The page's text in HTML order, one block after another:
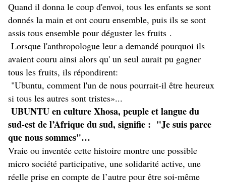
Quand il donna le coup d'envoi, tous les enfants se sont
donnés la main et ont couru ensemble, puis ils se sont
assis tous ensemble pour déguster les fruits .
Lorsque l'anthropologue leur a demandé pourquoi ils
avaient couru ainsi alors qu' un seul aurait pu gagner
tous les fruits, ils répondirent:
"Ubuntu, comment l'un de nous pourrait-il être heureux
si tous les autres sont tristes»...
UBUNTUen culture Xhosa, peuple et langue du
sud-est de l’Afrique du sud, signifie : "Je suis parce
que nous sommes"…
Vraie ou inventée cette histoire montre une possible
micro société participative, une solidarité active, une
réelle prise en compte de l’autre pour être soi-même